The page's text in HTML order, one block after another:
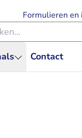
Contact
Formulieren en
binnen de Rechtspraak